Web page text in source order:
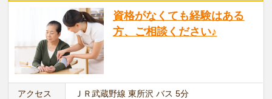
資格がなくても経験はある
方、ご相談ください♪
アクセス ＪＲ武蔵野線 東所沢 バス 5分